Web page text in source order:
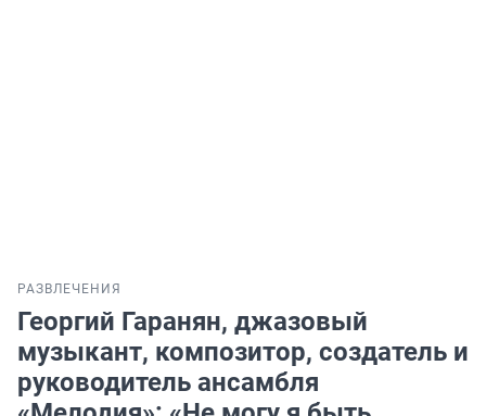
РАЗВЛЕЧЕНИЯ
Георгий Гаранян, джазовый
музыкант, композитор, создатель и
руководитель ансамбля